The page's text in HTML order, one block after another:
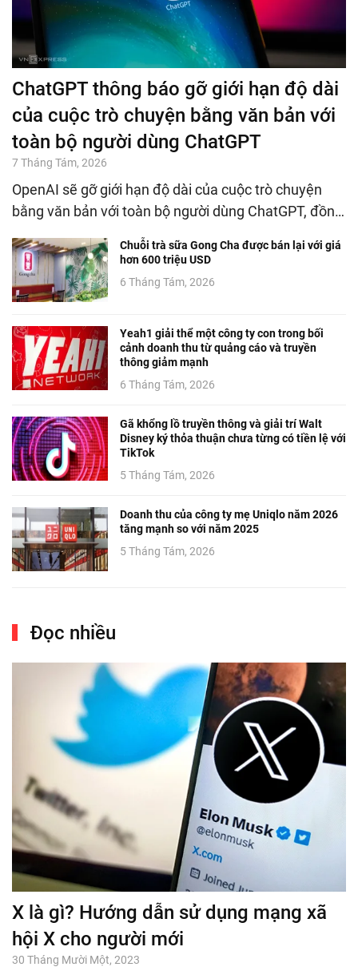
ChatGPT thông báo gỡ giới hạn độ dài
của cuộc trò chuyện bằng văn bản với
toàn bộ người dùng ChatGPT
7 Tháng Tám, 2026
OpenAI sẽ gỡ giới hạn độ dài của cuộc trò chuyện
bằng văn bản với toàn bộ người dùng ChatGPT, đồn…
Chuỗi trà sữa Gong Cha được bán lại với giá
hơn 600 triệu USD
6 Tháng Tám, 2026
Yeah1 giải thể một công ty con trong bối
cảnh doanh thu từ quảng cáo và truyền
thông giảm mạnh
6 Tháng Tám, 2026
Gã khổng lồ truyền thông và giải trí Walt
Disney ký thỏa thuận chưa từng có tiền lệ với
TikTok
5 Tháng Tám, 2026
Doanh thu của công ty mẹ Uniqlo năm 2026
tăng mạnh so với năm 2025
5 Tháng Tám, 2026
Đọc nhiều
X là gì? Hướng dẫn sử dụng mạng xã
hội X cho người mới
30 Tháng Mười Một, 2023